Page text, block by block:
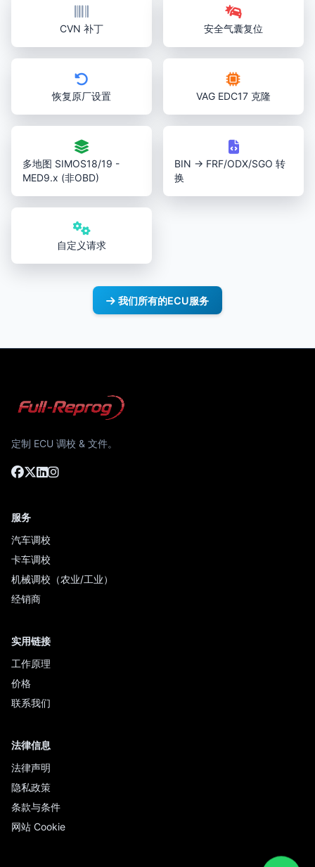
CVN 补丁 安全气囊复位
恢复原厂设置 VAG EDC17 克隆
多地图 SIMOS18/19 -
MED9.x (非OBD)
BIN → FRF/ODX/SGO 转
换
自定义请求
我们所有的ECU服务
定制 ECU 调校 & 文件。
服务
汽车调校
卡车调校
机械调校（农业/工业）
经销商
实用链接
工作原理
价格
联系我们
法律信息
法律声明
隐私政策
条款与条件
网站 Cookie